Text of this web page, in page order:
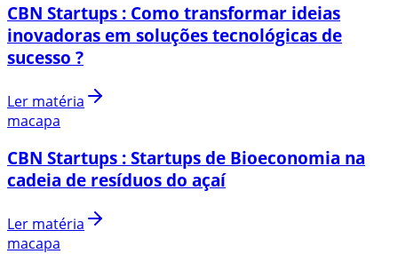
CBN Startups : Como transformar ideias
inovadoras em soluções tecnológicas de
sucesso ?
Ler matéria
macapa
CBN Startups : Startups de Bioeconomia na
cadeia de resíduos do açaí
Ler matéria
macapa